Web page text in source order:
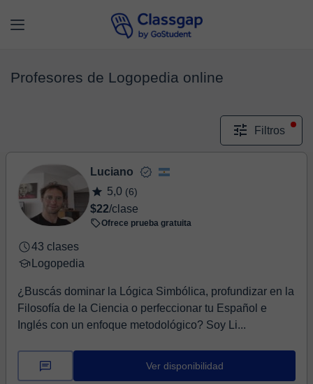
Profesores de Logopedia online
Filtros
Luciano
5,0 (6)
$22/clase
Ofrece prueba gratuita
43 clases
Logopedia
¿Buscás dominar la Lógica Simbólica, profundizar en la
Filosofía de la Ciencia o perfeccionar tu Español e
Inglés con un enfoque metodológico? ​Soy Li...
Ver disponibilidad